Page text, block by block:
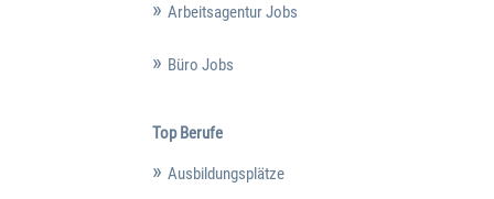
Arbeitsagentur Jobs
Büro Jobs
Top Berufe
Ausbildungsplätze